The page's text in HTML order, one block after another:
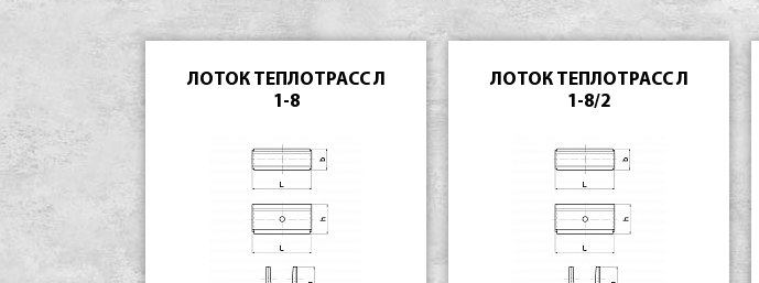
ЛОТОК ТЕПЛОТРАСС Л
1-8
ЛОТОК ТЕПЛОТРАСС Л
1-8/2